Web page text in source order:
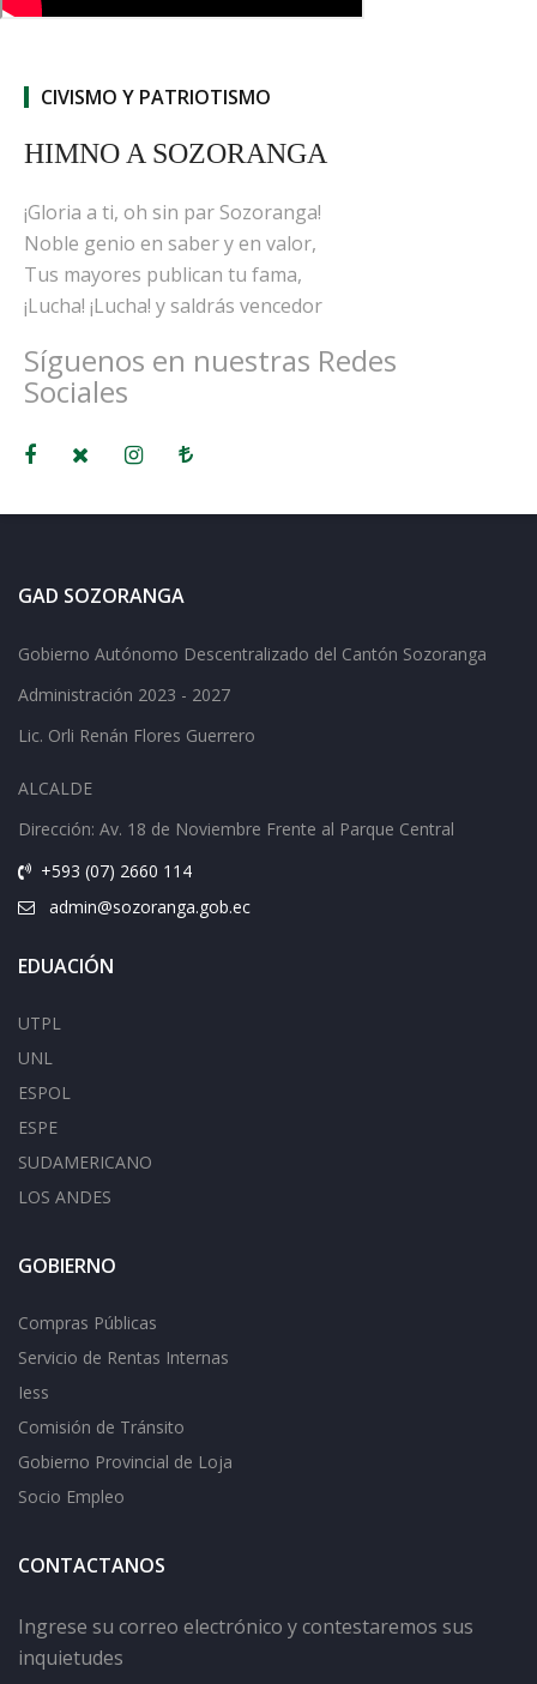
CIVISMO Y PATRIOTISMO
HIMNO A SOZORANGA
¡Gloria a ti, oh sin par Sozoranga!
Noble genio en saber y en valor,
Tus mayores publican tu fama,
¡Lucha! ¡Lucha! y saldrás vencedor
Síguenos en nuestras Redes
Sociales
GAD SOZORANGA
Gobierno Autónomo Descentralizado del Cantón Sozoranga
Administración 2023 - 2027
Lic. Orli Renán Flores Guerrero
ALCALDE
Dirección: Av. 18 de Noviembre Frente al Parque Central
+593 (07) 2660 114
admin@sozoranga.gob.ec
EDUACIÓN
UTPL
UNL
ESPOL
ESPE
SUDAMERICANO
LOS ANDES
GOBIERNO
Compras Públicas
Servicio de Rentas Internas
Iess
Comisión de Tránsito
Gobierno Provincial de Loja
Socio Empleo
CONTACTANOS
Ingrese su correo electrónico y contestaremos sus
inquietudes